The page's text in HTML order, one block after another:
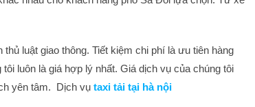
luật giao thông. Tiết kiệm chi phí là ưu tiên hàng
luôn là giá hợp lý nhất. Giá dịch vụ của chúng tôi
yên tâm. Dịch vụ taxi tải tại hà nội